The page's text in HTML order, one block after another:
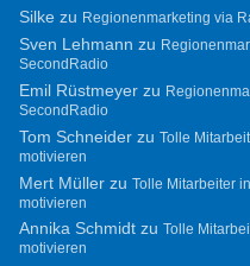
Silkezu Regionenmarketing via
Sven Lehmann zu
SecondRadio
Emil Rüstmeyerzu
SecondRadio
Tom Schneiderzu Tolle
motivieren
Mert Müllerzu Tolle Mitarbeiter
motivieren
Annika Schmidtzu Tolle
motivieren